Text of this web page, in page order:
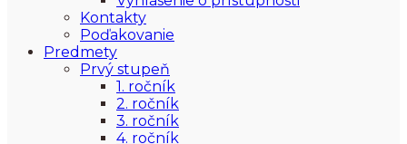
Kontakty
Poďakovanie
Predmety
Prvý stupeň
1. ročník
2. ročník
3. ročník
4. ročník